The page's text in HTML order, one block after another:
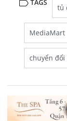
TAGS
tủ
MediaMart
chuyển đổi